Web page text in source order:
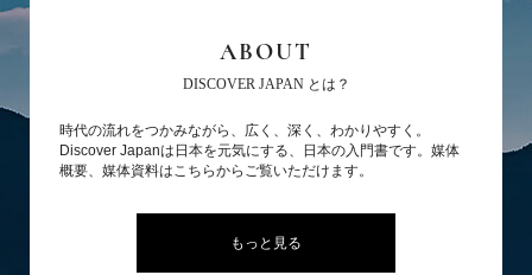
ABOUT
DISCOVER JAPAN とは？
時代の流れをつかみながら、広く、深く、わかりやすく。
Discover Japanは日本を元気にする、日本の入門書です。媒体
概要、媒体資料はこちらからご覧いただけます。
もっと見る